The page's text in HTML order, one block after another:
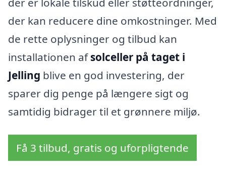
der kan reducere dine omkostninger. Med
de rette oplysninger og tilbud kan
installationen afsolceller på taget i
Jelling blive en god investering, der
sparer dig penge på længere sigt og
samtidig bidrager til et grønnere miljø.
Få 3 tilbud, gratis og uforpligtende